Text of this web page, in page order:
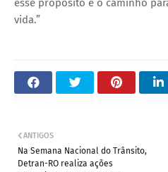
esse propósito é o caminho
vida.”
ANTIGOS
Na Semana Nacional do Trânsito,
Detran-RO realiza ações